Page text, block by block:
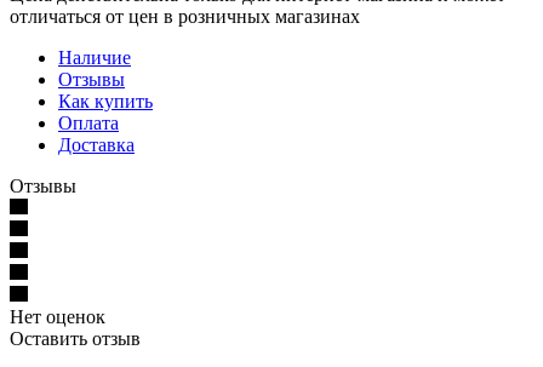
отличаться от цен в розничных магазинах
Наличие
Отзывы
Как купить
Оплата
Доставка
Отзывы
Нет оценок
Оставить отзыв